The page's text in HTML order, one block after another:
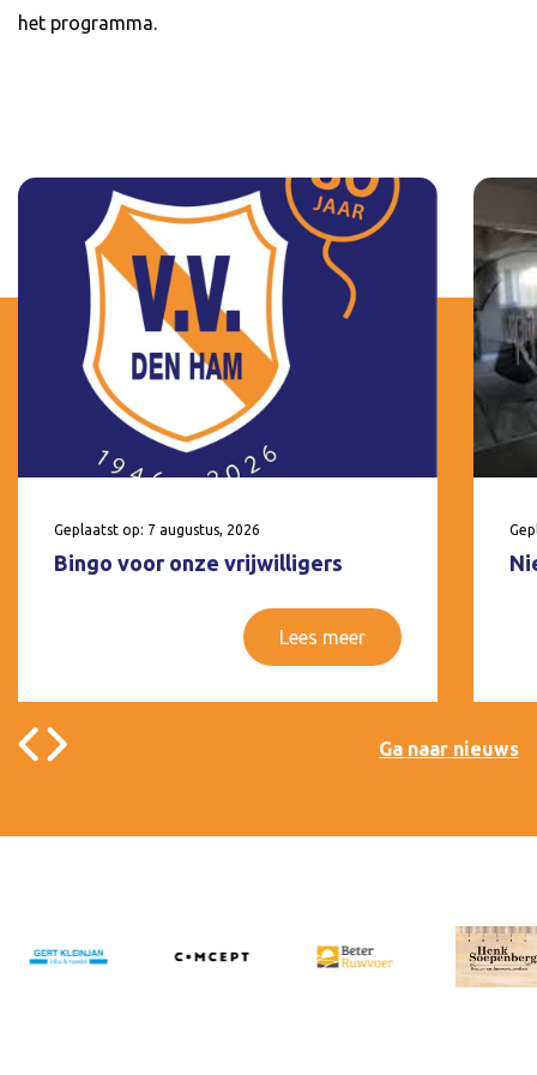
het programma.
Geplaatst op: 7 augustus, 2026
Bingo voor onze vrijwilligers
Lees meer
Ga naar nieuws